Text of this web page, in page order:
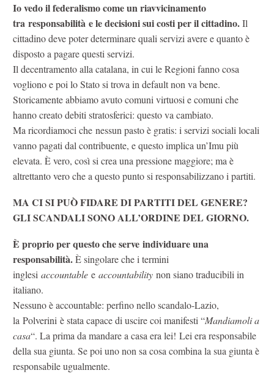
Io vedo il federalismo come un riavvicinamento
tra responsabilità e le decisioni sui costi per il cittadino.Il
cittadino deve poter determinare quali servizi avere e quanto è
disposto a pagare questi servizi.
Il decentramento alla catalana, in cui le Regioni fanno cosa
vogliono e poi lo Stato si trova in default non va bene.
Storicamente abbiamo avuto comuni virtuosi e comuni che
hanno creato debiti stratosferici: questo va cambiato.
Ma ricordiamoci che nessun pasto è gratis: i servizi sociali locali
vanno pagati dal contribuente, e questo implica un’Imu più
elevata. È vero, così si crea una pressione maggiore; ma è
altrettanto vero che a questo punto si responsabilizzano i partiti.
MA CI SI PUÒ FIDARE DI PARTITI DEL GENERE?
GLI SCANDALI SONO ALL’ORDINE DEL GIORNO.
È proprio per questo che serve individuare una
responsabilità.È singolare che i termini
inglesi accountable e accountability non siano traducibili in
italiano.
Nessuno è accountable: perfino nello scandalo-Lazio,
la Polverini è stata capace di uscire coi manifesti “Mandiamoli a
casa“. La prima da mandare a casa era lei! Lei era responsabile
della sua giunta. Se poi uno non sa cosa combina la sua giunta è
responsabile ugualmente.